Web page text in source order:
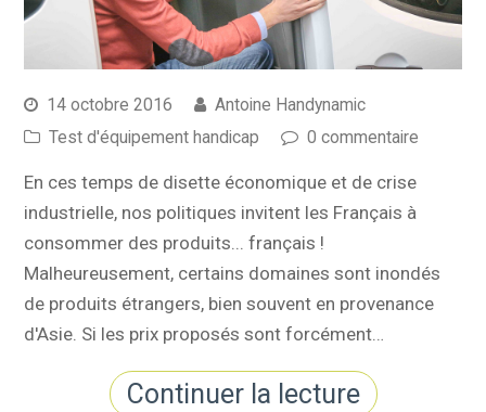
14 octobre 2016
Antoine Handynamic
Test d'équipement handicap
0 commentaire
En ces temps de disette économique et de crise
industrielle, nos politiques invitent les Français à
consommer des produits... français !
Malheureusement, certains domaines sont inondés
de produits étrangers, bien souvent en provenance
d'Asie. Si les prix proposés sont forcément…
Continuer la lecture